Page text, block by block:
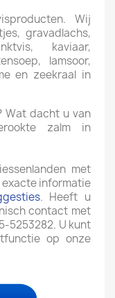
Wij
gravadlachs,
kaviaar,
lamsoor,
en zeekraal in
Wat dacht u van
zalm in
met
exacte informatie
. Heeft u
contact met
5253282. U kunt
op onze